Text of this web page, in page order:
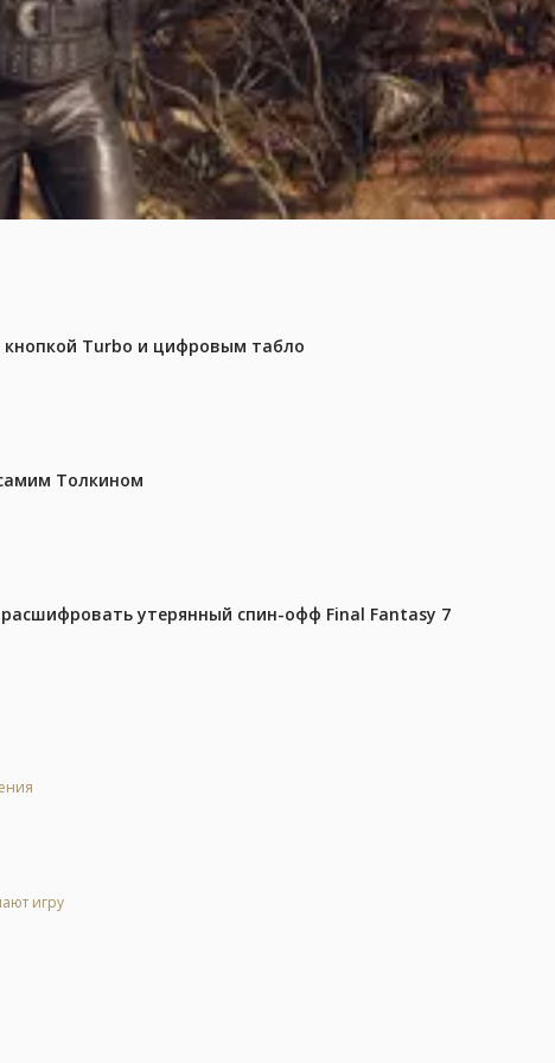
кнопкой Turbo и цифровым табло
Толкином
утерянный спин-офф Final Fantasy 7
игру